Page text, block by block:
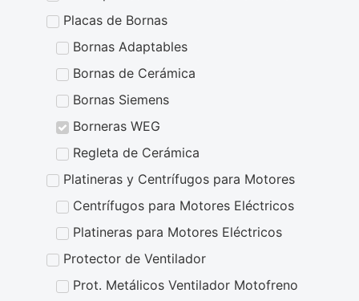
Placas de Bornas
Bornas Adaptables
Bornas de Cerámica
Bornas Siemens
Borneras WEG
Regleta de Cerámica
Platineras y Centrífugos para Motores
Centrífugos para Motores Eléctricos
Platineras para Motores Eléctricos
Protector de Ventilador
Prot. Metálicos Ventilador Motofreno